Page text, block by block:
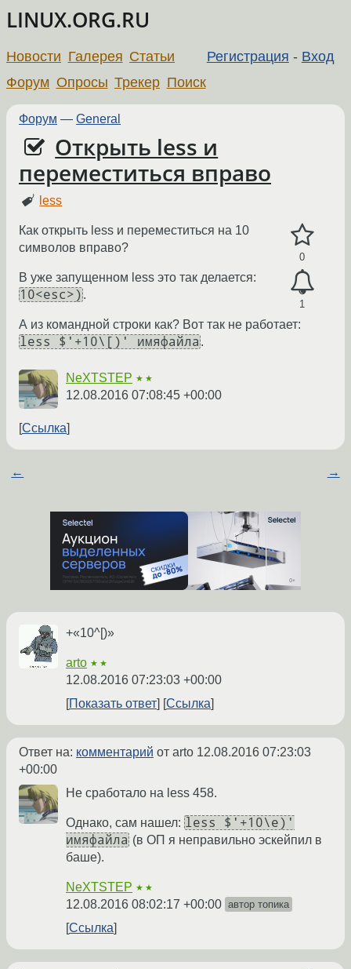
LINUX.ORG.RU
Регистрация - Вход
Новости Галерея Статьи
Форум Опросы Трекер Поиск
Форум — General
Открыть less и
переместиться вправо
less
0
1
Как открыть less и переместиться на 10
символов вправо?
В уже запущенном less это так делается:
10<esc>) .
А из командной строки как? Вот так не работает:
less $'+10\[)' имяфайла .
NeXTSTEP ★★
12.08.2016 07:08:45 +00:00
Ссылка
← →
+«10^[)»
arto ★★
12.08.2016 07:23:03 +00:00
Показать ответ
Ссылка
Ответ на: комментарий от arto 12.08.2016 07:23:03
+00:00
Не сработало на less 458.
Однако, сам нашел: less $'+10\e)'
имяфайла (в ОП я неправильно эскейпил в
баше).
NeXTSTEP ★★
12.08.2016 08:02:17 +00:00 автор топика
Ссылка